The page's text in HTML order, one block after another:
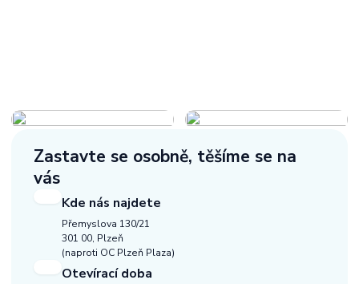
Zastavte se osobně, těšíme se na
vás
Kde nás najdete
Přemyslova 130/21
301 00, Plzeň
(naproti OC Plzeň Plaza)
Otevírací doba